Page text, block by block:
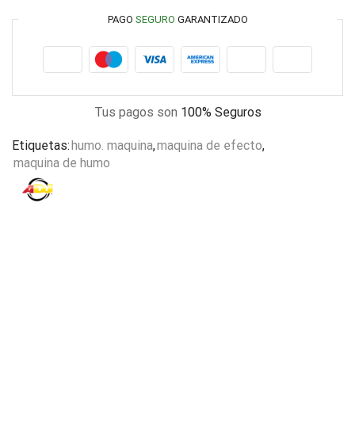
PAGO SEGURO GARANTIZADO
Tus pagos son 100% Seguros
Etiquetas:humo. maquina,maquina de efecto,
maquina de humo